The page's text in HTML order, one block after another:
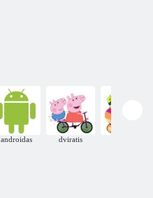
androidas dviratis